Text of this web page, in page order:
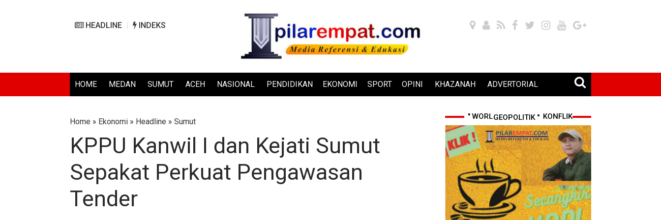
HEADLINE INDEKS
HOME MEDAN SUMUT ACEH NASIONAL PENDIDIKAN EKONOMI SPORT OPINI KHAZANAH ADVERTORIAL
Home » Ekonomi » Headline » Sumut
KPPU Kanwil I dan Kejati Sumut
Sepakat Perkuat Pengawasan
Tender
" WORLD CUP 2026 & KONFLIK GEOPOLITIK "